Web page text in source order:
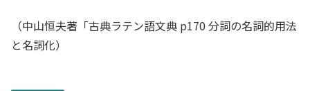
（中山恒夫著「古典ラテン語文典 p170 分詞の名詞的用法
と名詞化）